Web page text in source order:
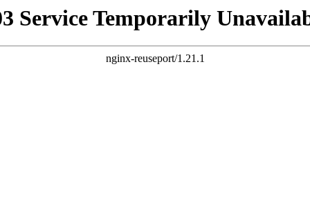
Service Temporarily
nginx-reuseport/1.21.1